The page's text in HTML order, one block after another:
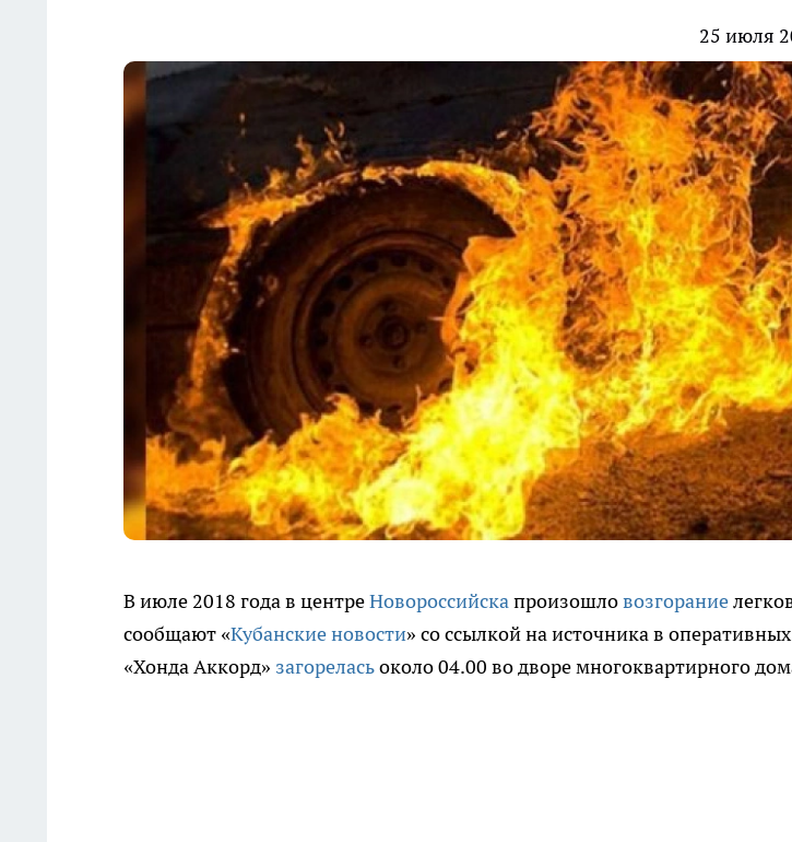
25 июля
В июле 2018 года в центреНовороссийскапроизошловозгорание
сообщают «Кубанские новости» со ссылкой на источника в
«Хонда Аккорд» загореласьоколо 04.00 во дворе многоквартирного